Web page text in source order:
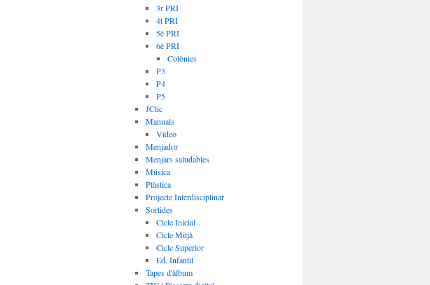
3r PRI
4t PRI
5è PRI
6è PRI
Colònies
P3
P4
P5
JClic
Manuals
Vídeo
Menjador
Menjars saludables
Música
Plàstica
Projecte Interdisciplinar
Sortides
Cicle Inicial
Cicle Mitjà
Cicle Superior
Ed. Infantil
Tapes d'àlbum